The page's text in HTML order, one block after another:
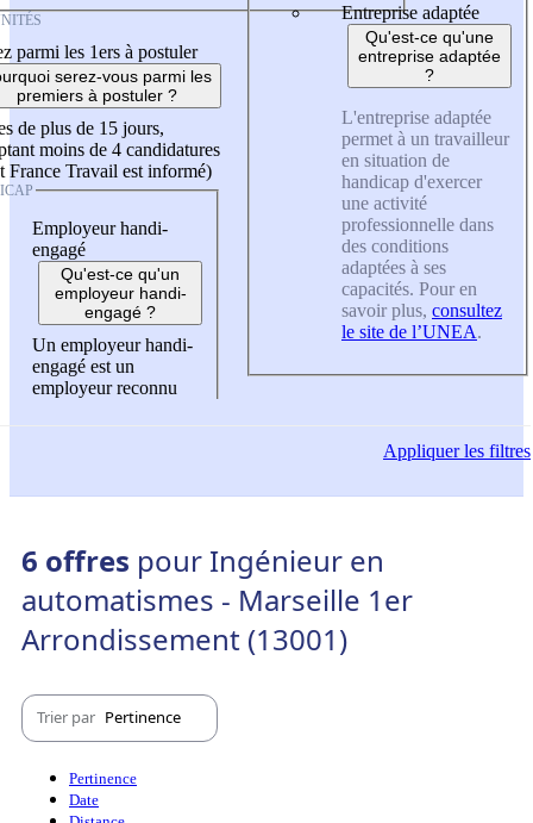
parmi les 1ers à postuler
serez-vous parmi les
premiers à postuler ?
de plus de 15 jours,
moins de 4 candidatures
France Travail est informé)
Employeur handi-
engagé
Qu'est-ce qu'un
employeur handi-
engagé ?
Un employeur handi-
engagé est un
employeur reconnu
Entreprise adaptée
Qu'est-ce qu'une
entreprise adaptée
?
L'entreprise adaptée
permet à un travailleur
en situation de
handicap d'exercer
une activité
professionnelle dans
des conditions
adaptées à ses
capacités. Pour en
savoir plus, consultez
le site de l’UNEA.
Appliquerles filtres
6 offres pour Ingénieur en
automatismes - Marseille 1er
Arrondissement (13001)
Trier par Pertinence
Pertinence
Date